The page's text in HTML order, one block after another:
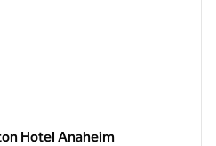
Hotel Anaheim